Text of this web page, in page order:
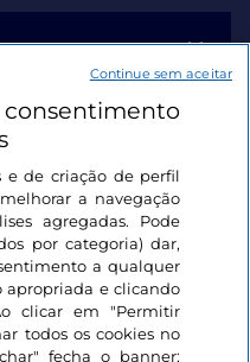
e de criação de perfil
a navegação
agregadas. Pode
por categoria) dar,
a qualquer
apropriada e clicando
clicar em "Permitir
todos os cookies no
fecha o banner;
Continue sem aceitar